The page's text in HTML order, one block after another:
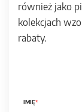
również jako
kolekcjach
rabaty.
IMIĘ